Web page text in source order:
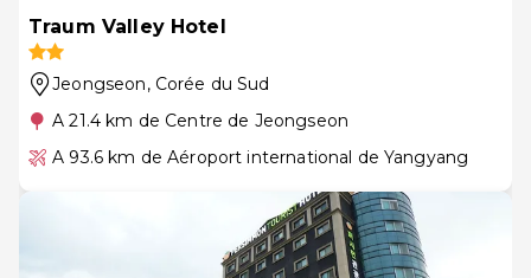
Traum Valley Hotel
Jeongseon, Corée du Sud
A 21.4 km de Centre de Jeongseon
A 93.6 km de Aéroport international de Yangyang